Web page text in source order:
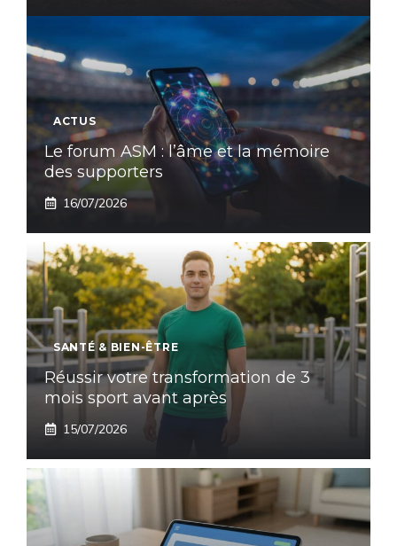
ACTUS
Le forum ASM : l’âme et la mémoire
des supporters
16/07/2026
SANTÉ & BIEN-ÊTRE
Réussir votre transformation de 3
mois sport avant après
15/07/2026